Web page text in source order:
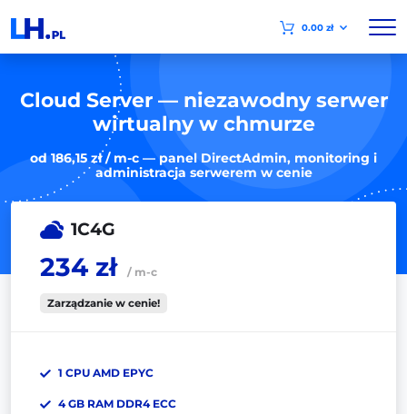
0.00 zł
Cloud Server — niezawodny serwer
wirtualny w chmurze
od 186,15 zł / m-c — panel DirectAdmin, monitoring i
administracja serwerem w cenie
1C4G
234 zł / m-c
Zarządzanie w cenie!
1 CPU AMD EPYC
4 GB RAM DDR4 ECC